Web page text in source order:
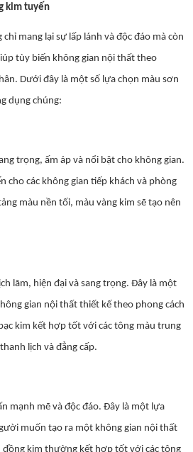
kim tuyến
mang lại sự lấp lánh và độc đáo mà còn
tùy biến không gian nội thất theo
Dưới đây là một số lựa chọn màu sơn
dụng chúng:
trọng, ấm áp và nổi bật cho không gian.
cho các không gian tiếp khách và phòng
màu nền tối, màu vàng kim sẽ tạo nên
lãm, hiện đại và sang trọng. Đây là một
gian nội thất thiết kế theo phong cách
kim kết hợp tốt với các tông màu trung
lịch và đẳng cấp.
mạnh mẽ và độc đáo. Đây là một lựa
muốn tạo ra một không gian nội thất
đồng kim thường kết hợp tốt với các tông